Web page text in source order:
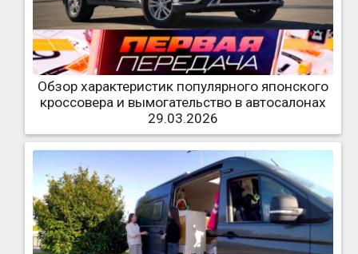
Обзор характеристик популярного японского
кроссовера и вымогательство в автосалонах
29.03.2026